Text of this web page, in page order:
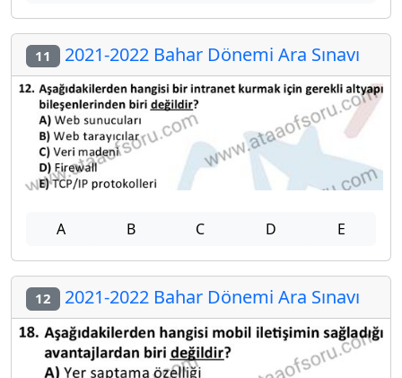
11 2021-2022 Bahar Dönemi Ara Sınavı
A B C D E
12 2021-2022 Bahar Dönemi Ara Sınavı